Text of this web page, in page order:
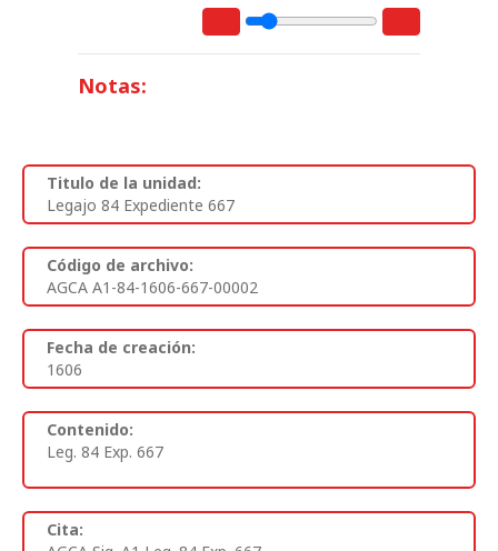
Notas:
Titulo de la unidad:
Legajo 84 Expediente 667
Código de archivo:
AGCA A1-84-1606-667-00002
Fecha de creación:
1606
Contenido:
Leg. 84 Exp. 667
Cita: